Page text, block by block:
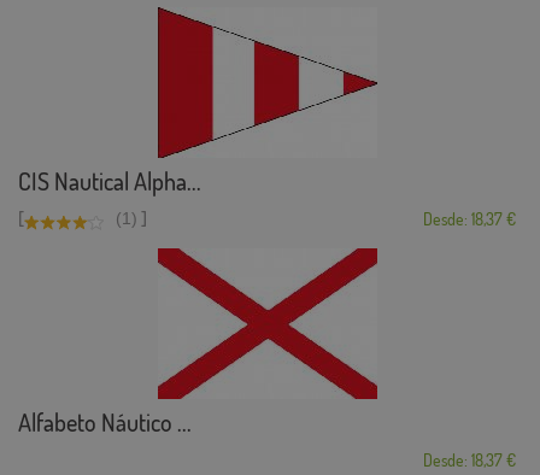
CIS Nautical Alpha...
[ (1) ] Desde: 18,37 €
Alfabeto Náutico ...
Desde: 18,37 €